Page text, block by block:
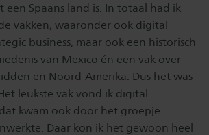
een Spaans land is. In totaal had ik
vakken, waaronder ook digital
business, maar ook een historisch
van Mexico én een vak over
en Noord-Amerika. Dus het was
leukste vak vond ik digital
kwam ook door het groepje
Daar kon ik het gewoon heel